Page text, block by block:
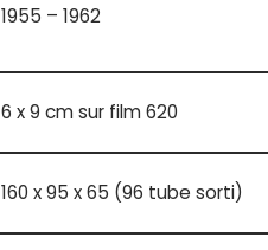
1955 – 1962
6 x 9 cm sur film 620
160 x 95 x 65 (96 tube sorti)